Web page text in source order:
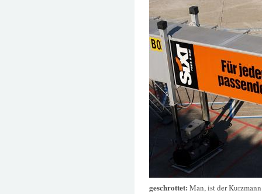
geschrottet: Man, ist der Kurzmann